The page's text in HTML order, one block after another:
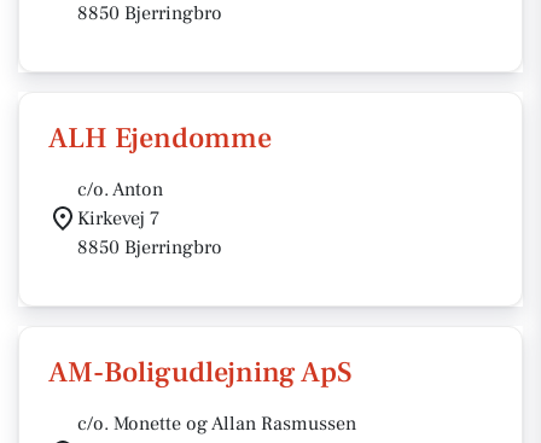
8850 Bjerringbro
ALH Ejendomme
c/o. Anton
Kirkevej 7
8850 Bjerringbro
AM-Boligudlejning ApS
c/o. Monette og Allan Rasmussen